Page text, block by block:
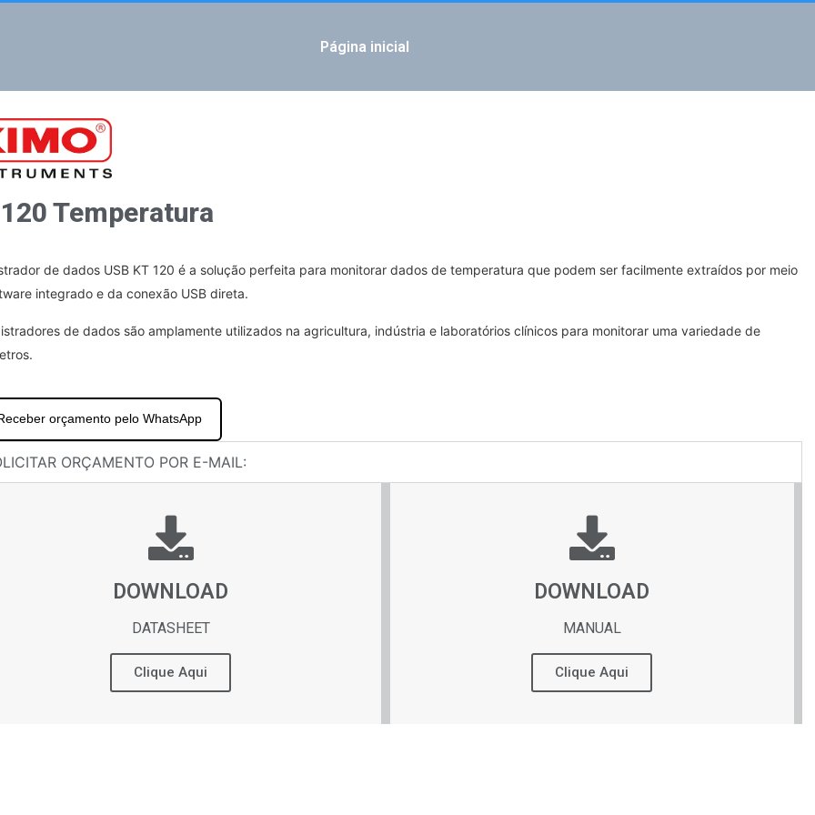
Página inicial
/ Umidade
/ Umidade / Corrente / Tensão / Impulso / Pressão da água
Temperatura
de dados USB KT 120 é a solução perfeita para monitorar dados de temperatura que podem ser facilmente extraídos por meio
integrado e da conexão USB direta.
de dados são amplamente utilizados na agricultura, indústria e laboratórios clínicos para monitorar uma variedade de
orçamento pelo WhatsApp
ORÇAMENTO POR E-MAIL:
DOWNLOAD
DATASHEET
Clique Aqui
DOWNLOAD
MANUAL
Clique Aqui